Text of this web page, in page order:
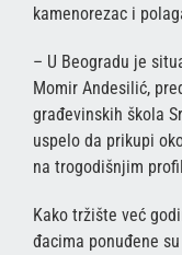
kamenorezac i
– U Beogradu je
Momir Andesilić,
građevinskih škola
uspelo da prikupi
na trogodišnjim
Kako tržište već
đacima ponuđene